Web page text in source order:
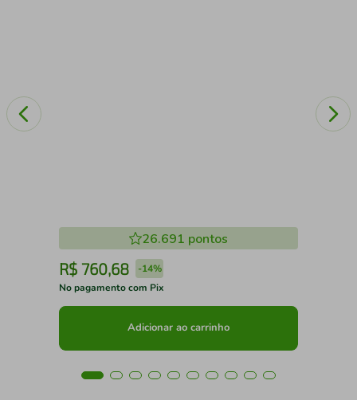
26.691 pontos
R$ 760,68 -14%
No pagamento com Pix
Adicionar ao carrinho